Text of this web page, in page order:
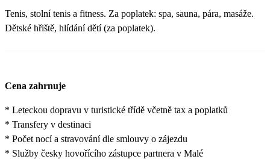
Tenis, stolní tenis a fitness. Za poplatek: spa, sauna, pára, masáže.
Dětské hřiště, hlídání dětí (za poplatek).
Cena zahrnuje
* Leteckou dopravu v turistické třídě včetně tax a poplatků
* Transfery v destinaci
* Počet nocí a stravování dle smlouvy o zájezdu
* Služby česky hovořícího zástupce partnera v Malé